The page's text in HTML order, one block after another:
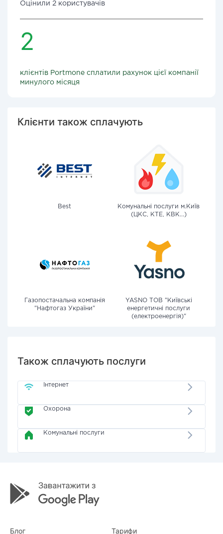
Оцінили 2 користувачів
2
клієнтів Portmone сплатили рахунок цієї компанії
минулого місяця
Клієнти також сплачують
Best
Комунальні послуги м.Київ
(ЦКС, КТЕ, КВК...)
Газопостачальна компанія
"Нафтогаз України"
YASNO ТОВ "Київські
енергетичні послуги
(електроенергія)"
Також сплачують послуги
Інтернет
Охорона
Комунальні послуги
Блог Тарифи